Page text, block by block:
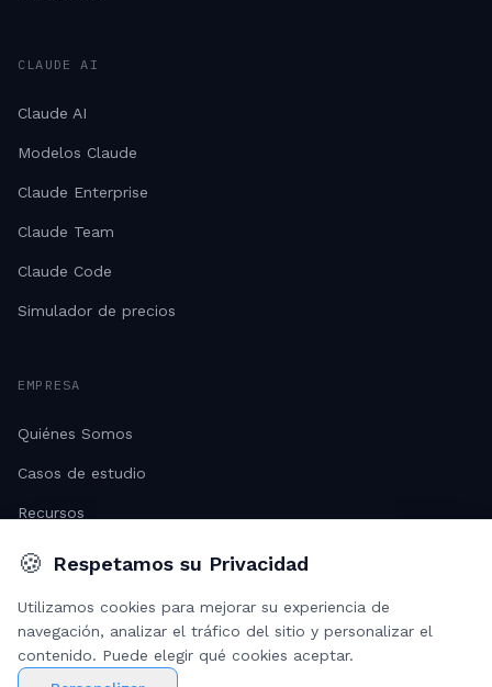
CLAUDE AI
Claude AI
Modelos Claude
Claude Enterprise
Claude Team
Claude Code
Simulador de precios
EMPRESA
Quiénes Somos
Casos de estudio
Recursos
Trabaja con nosotros
© 2026Maverick AI. Todos los derechos reservados.
🍪 Respetamos su Privacidad
Utilizamos cookies para mejorar su experiencia de
navegación, analizar el tráfico del sitio y personalizar el
contenido. Puede elegir qué cookies aceptar.